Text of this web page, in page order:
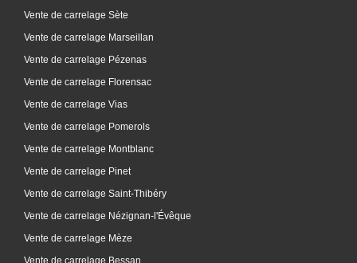
Vente de carrelage Sète
Vente de carrelage Marseillan
Vente de carrelage Pézenas
Vente de carrelage Florensac
Vente de carrelage Vias
Vente de carrelage Pomerols
Vente de carrelage Montblanc
Vente de carrelage Pinet
Vente de carrelage Saint-Thibéry
Vente de carrelage Nézignan-l'Évêque
Vente de carrelage Mèze
Vente de carrelage Bessan